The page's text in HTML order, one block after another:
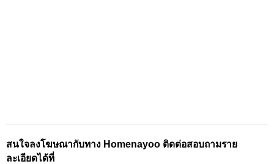
สนใจลงโฆษณากับทาง Homenayoo ติดต่อสอบถามราย
ละเอียดได้ที่